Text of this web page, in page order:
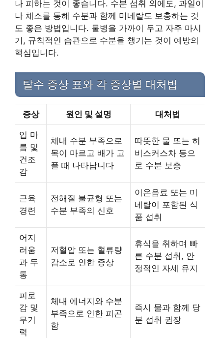
나 피하는 것이 좋습니다. 수분 섭취 외에도, 과일이
나 채소를 통해 수분과 함께 미네랄도 보충하는 것
도 좋은 방법입니다. 물병을 가까이 두고 자주 마시
기, 규칙적인 습관으로 수분을 챙기는 것이 예방의
핵심입니다.
탈수 증상 표와 각 증상별 대처법
증상 원인 및 설명 대처법
입 마
름 및
건조
감
체내 수분 부족으로
목이 마르고 배가 고
플 때 나타납니다
따뜻한 물 또는 히
비스커스차 등으
로 수분 보충
근육
경련
전해질 불균형 또는
수분 부족의 신호
이온음료 또는 미
네랄이 포함된 식
품 섭취
어지
러움
과 두
통
저혈압 또는 혈류량
감소로 인한 증상
휴식을 취하며 빠
른 수분 섭취, 안
정적인 자세 유지
피로
감 및
무기
력
체내 에너지와 수분
부족으로 인한 피곤
함
즉시 물과 함께 당
분 섭취 권장